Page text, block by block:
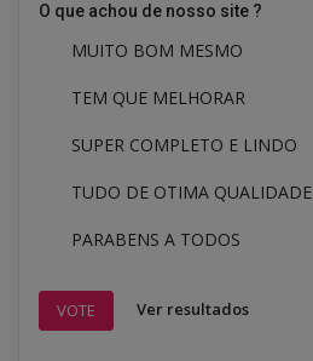
O que achou de nosso site ?
MUITO BOM MESMO
TEM QUE MELHORAR
SUPER COMPLETO E LINDO
TUDO DE OTIMA QUALIDADE
PARABENS A TODOS
VOTE Ver resultados